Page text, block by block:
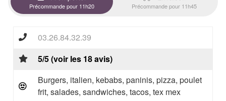
Précommande pour 11h20 Précommande pour 11h45
03.26.84.32.39
5/5 (voir les 18 avis)
Burgers, italien, kebabs, paninis, pizza, poulet
frit, salades, sandwiches, tacos, tex mex